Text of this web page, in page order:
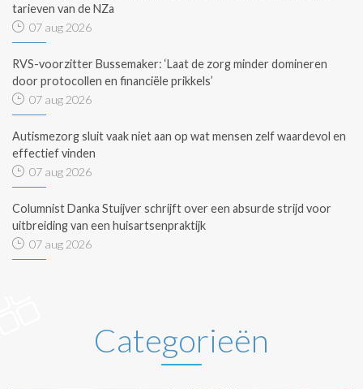
tarieven van de NZa
07 aug 2026
RVS-voorzitter Bussemaker: ‘Laat de zorg minder domineren
door protocollen en financiële prikkels’
07 aug 2026
Autismezorg sluit vaak niet aan op wat mensen zelf waardevol en
effectief vinden
07 aug 2026
Columnist Danka Stuijver schrijft over een absurde strijd voor
uitbreiding van een huisartsenpraktijk
07 aug 2026
Categorieën